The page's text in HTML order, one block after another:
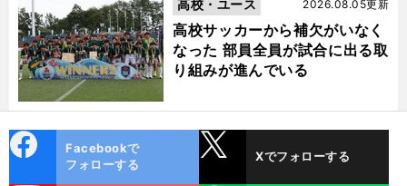
高校サッカーから補欠がいなく
なった 部員全員が試合に出る取
り組みが進んでいる
2026.08.05更新
高校・ユース
ok
Facebookで
フォローする
Xでフォローする